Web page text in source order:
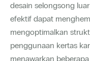
desain selongsong
efektif dapat
mengoptimalkan
penggunaan kertas
menawarkan